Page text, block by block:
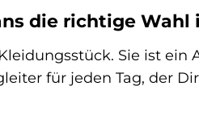
die richtige Wahl
Sie ist ein
für jeden Tag, der